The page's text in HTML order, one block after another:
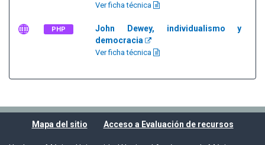
Ver ficha técnica
PHP
John Dewey, individualismo y
democracia
Ver ficha técnica
Mapa del sitio Acceso a Evaluación de recursos